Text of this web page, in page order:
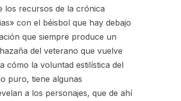
los recursos de la crónica
con el béisbol que hay debajo
que siempre produce un
del veterano que vuelve
cómo la voluntad estilística del
puro, tiene algunas
a los personajes, que de ahí